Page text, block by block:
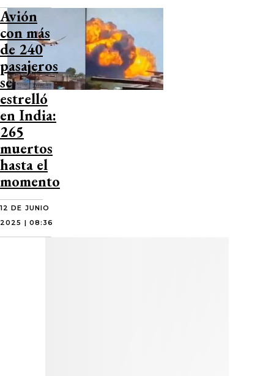
Avión
con más
de 240
pasajeros
se
estrelló
en India:
265
muertos
hasta el
momento
12 DE JUNIO
2025 | 08:36